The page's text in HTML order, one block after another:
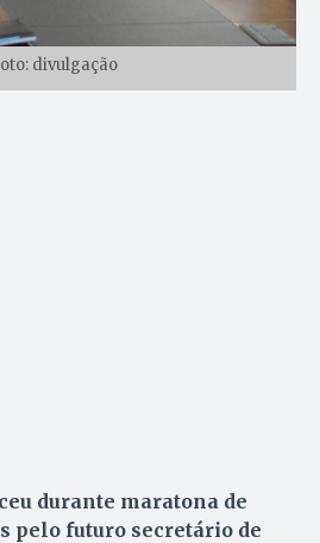
divulgação
durante maratona de
pelo futuro secretário de